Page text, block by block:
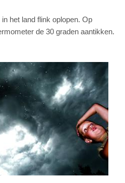
het land flink oplopen. Op
de 30 graden aantikken.